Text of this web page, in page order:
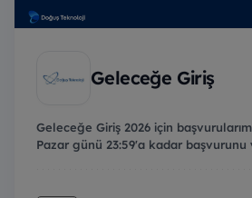
Geleceğe Giriş
Geleceğe Giriş 2026 için
Pazar günü 23:59'a kadar başvurunu